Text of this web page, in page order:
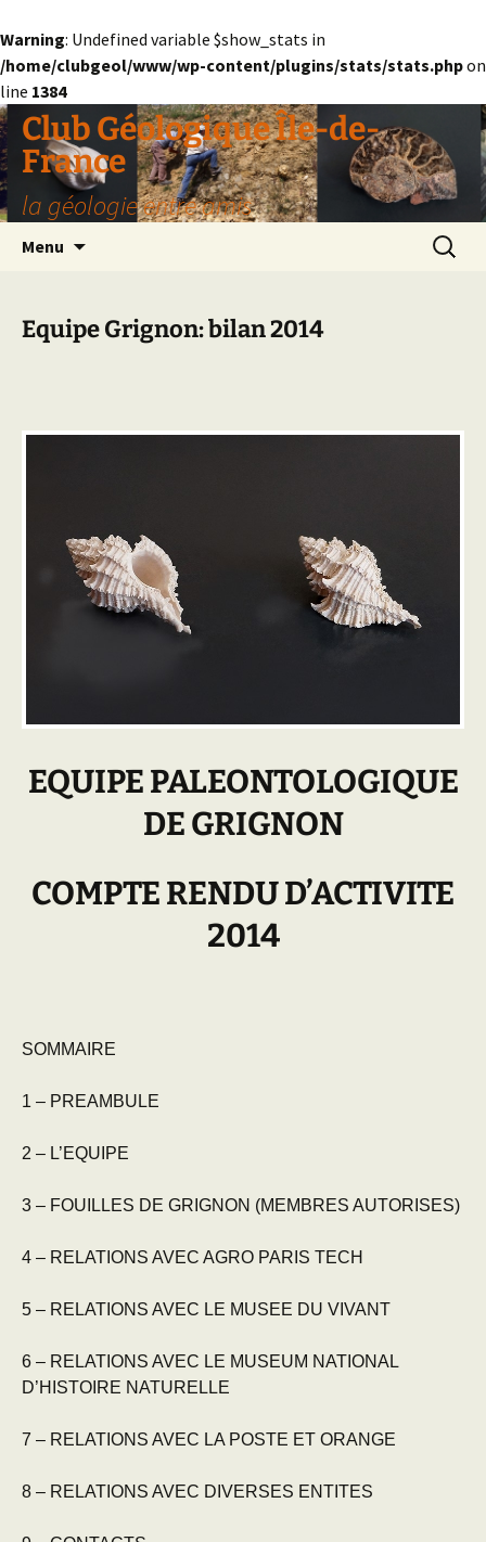
Warning: Undefined variable $show_stats in
/home/clubgeol/www/wp-content/plugins/stats/stats.phpon
line 1384
Aller
au
contenu
Club Géologique Île-de-
France
la géologie entre amis
Menu
Equipe Grignon: bilan 2014
EQUIPE PALEONTOLOGIQUE
DE GRIGNON
COMPTE RENDU D’ACTIVITE
2014
SOMMAIRE
1 – PREAMBULE
2 – L’EQUIPE
3 – FOUILLES DE GRIGNON (MEMBRES AUTORISES)
4 – RELATIONS AVEC AGRO PARIS TECH
5 – RELATIONS AVEC LE MUSEE DU VIVANT
6 – RELATIONS AVEC LE MUSEUM NATIONAL
D’HISTOIRE NATURELLE
7 – RELATIONS AVEC LA POSTE ET ORANGE
8 – RELATIONS AVEC DIVERSES ENTITES